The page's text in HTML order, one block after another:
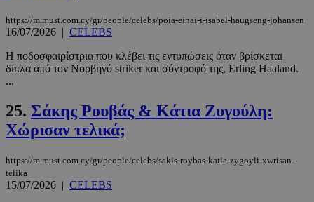
https://m.must.com.cy/gr/people/celebs/poia-einai-i-isabel-haugseng-johansen
16/07/2026 | CELEBS
Η ποδοσφαιρίστρια που κλέβει τις εντυπώσεις όταν βρίσκεται
δίπλα από τον Νορβηγό striker και σύντροφό της, Erling Haaland.
...
25. Σάκης Ρουβάς & Κάτια Ζυγούλη:
Χώρισαν τελικά;
https://m.must.com.cy/gr/people/celebs/sakis-roybas-katia-zygoyli-xwrisan-
telika
15/07/2026 | CELEBS
www.must.com.cy